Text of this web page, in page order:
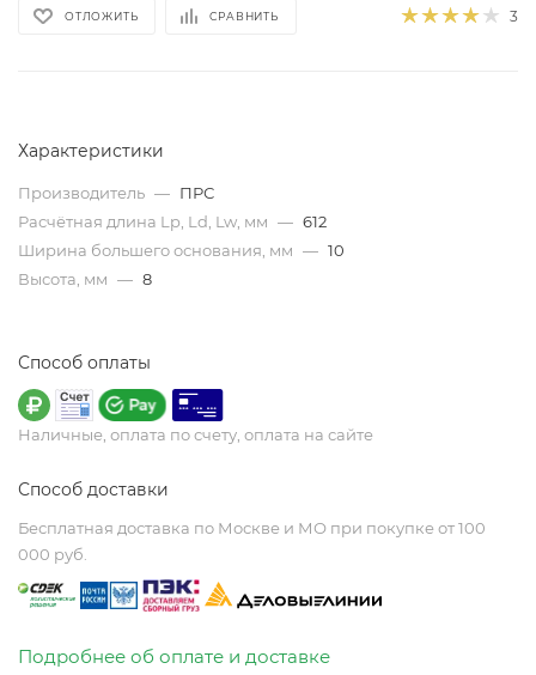
ОТЛОЖИТЬ СРАВНИТЬ 3
Характеристики
Производитель — ПРС
Расчётная длина Lp, Ld, Lw, мм — 612
Ширина большего основания, мм — 10
Высота, мм — 8
Способ оплаты
Наличные, оплата по счету, оплата на сайте
Способ доставки
Бесплатная доставка по Москве и МО при покупке от 100
000 руб.
Подробнее об оплате и доставке